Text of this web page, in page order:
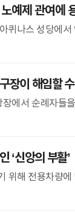
제 관여에
퀴나스 성당에
장이 해임할
에서 순례자들
은 지역 교구장
‘신앙의 부활’
위해 전용차량
만 신자들과 성